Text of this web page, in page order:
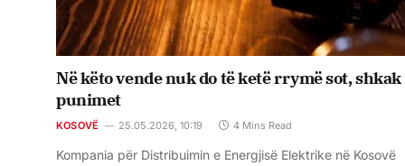
Në këto vende nuk do të ketë rrymë sot, shkak
punimet
KOSOVË 25.05.2026, 10:19 4 Mins Read
Kompania për Distribuimin e Energjisë Elektrike në Kosovë